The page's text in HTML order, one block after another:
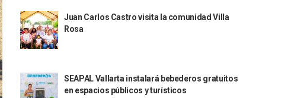
Juan Carlos Castro visita la comunidad Villa
Rosa
SEAPAL Vallarta instalará bebederos gratuitos
en espacios públicos y turísticos